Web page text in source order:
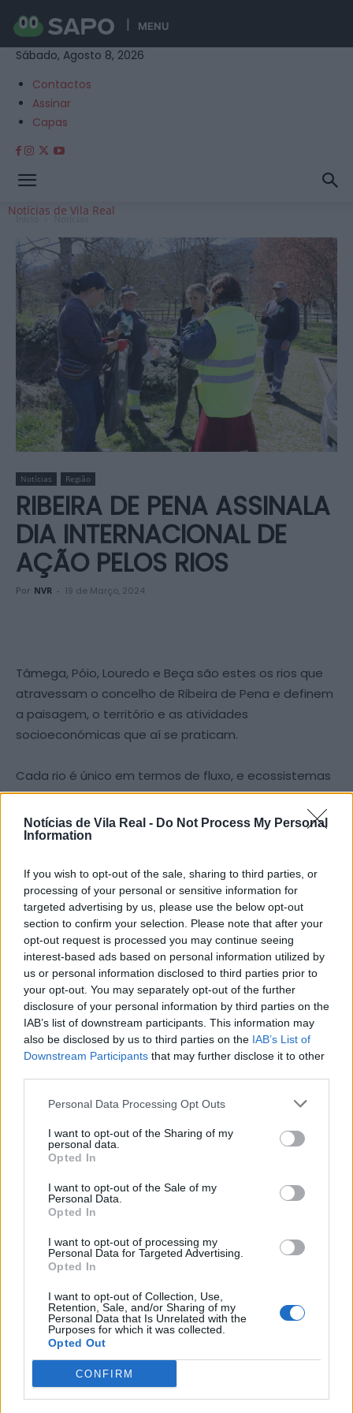
Notícias de Vila Real - Do Not Process My Personal
Information
If you wish to opt-out of the sale, sharing to third parties, or
processing of your personal or sensitive information for
targeted advertising by us, please use the below opt-out
section to confirm your selection. Please note that after your
opt-out request is processed you may continue seeing
interest-based ads based on personal information utilized by
us or personal information disclosed to third parties prior to
your opt-out. You may separately opt-out of the further
disclosure of your personal information by third parties on the
IAB’s list of downstream participants. This information may
also be disclosed by us to third parties on the IAB’s List of
Downstream Participants that may further disclose it to other
Personal Data Processing Opt Outs
I want to opt-out of the Sharing of my
personal data.
Opted In
I want to opt-out of the Sale of my
Personal Data.
Opted In
I want to opt-out of processing my
Personal Data for Targeted Advertising.
Opted In
I want to opt-out of Collection, Use,
Retention, Sale, and/or Sharing of my
Personal Data that Is Unrelated with the
Purposes for which it was collected.
Opted Out
CONFIRM
MENU
Sábado, Agosto 8, 2026
Contactos
Assinar
Capas
Notícias de Vila Real
Início Notícias
Notícias Região
RIBEIRA DE PENA ASSINALA
DIA INTERNACIONAL DE
AÇÃO PELOS RIOS
Por NVR - 19 de Março, 2024
Tâmega, Póio, Louredo e Beça são estes os rios que
atravessam o concelho de Ribeira de Pena e definem
a paisagem, o território e as atividades
socioeconómicas que aí se praticam.
Cada rio é único em termos de fluxo, e ecossistemas
associados, pelo que todos eles merecem uma
atitude de proteção e preservação. Foi, pois, neste
contexto que o Município de Ribeira de Pena
dia 14 de março, com o objetivo de valorizar os cursos
de água, promover o desenvolvimento sustentável da
região e corresponder à necessidade de proteger as
zonas ribeirinhas.
Para assinalar a data, a autarquia organizou uma
ação de sensibilização através de uma “recolha de
resíduos” nas margens do rio Póio, na envolvente da
Zona de Lazer das Meadas, na freguesia de Cerva e
Limões.
Esta foi mais uma das muitas iniciativas
da Ação Ambiental” dinamizado pela Unidade de
Ambiente e Serviços Urbanos e do Gabinete de
Proteção Civil e Defesa da Floresta, e pretendeu
alertar para as ameaças à conservação dos rios,
climáticas.
Artigo anterior
Dia Mundial da Árvore assinalado
com plantações numa atividade
intergeracional
GNR promove Caminhada pela